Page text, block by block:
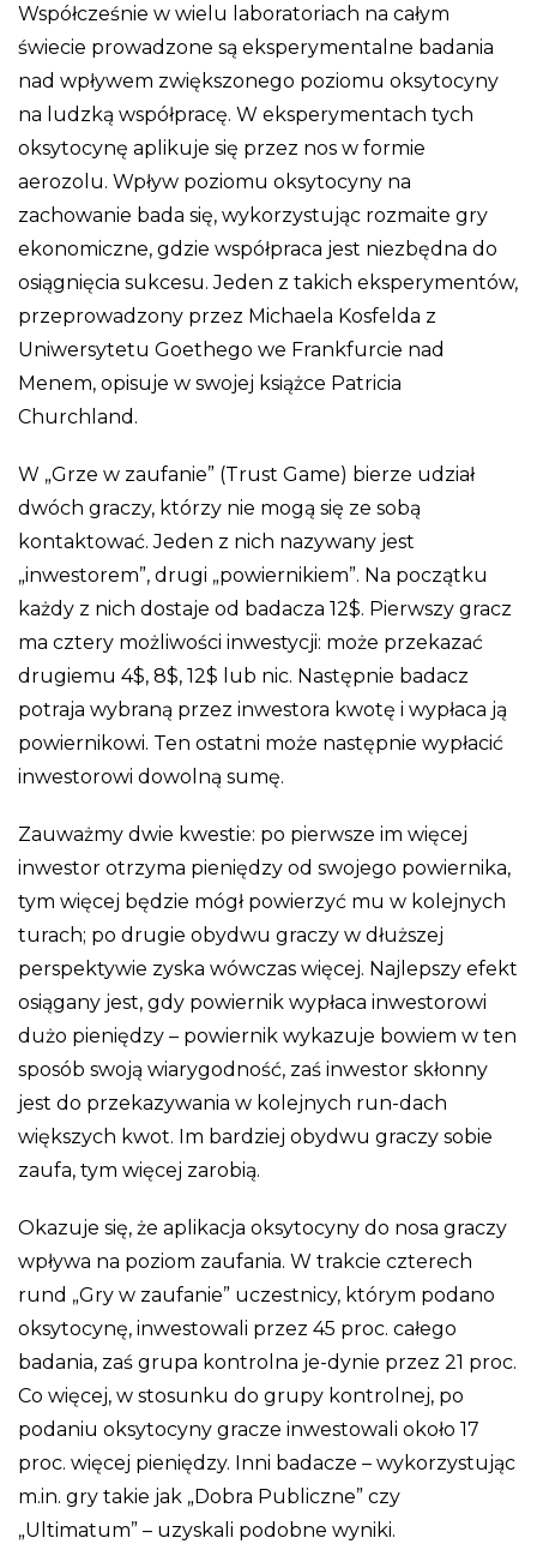
Współcześnie w wielu laboratoriach na całym
świecie prowadzone są eksperymentalne badania
nad wpływem zwiększonego poziomu oksytocyny
na ludzką współpracę. W eksperymentach tych
oksytocynę aplikuje się przez nos w formie
aerozolu. Wpływ poziomu oksytocyny na
zachowanie bada się, wykorzystując rozmaite gry
ekonomiczne, gdzie współpraca jest niezbędna do
osiągnięcia sukcesu. Jeden z takich eksperymentów,
przeprowadzony przez Michaela Kosfelda z
Uniwersytetu Goethego we Frankfurcie nad
Menem, opisuje w swojej książce Patricia
Churchland.
W „Grze w zaufanie” (Trust Game) bierze udział
dwóch graczy, którzy nie mogą się ze sobą
kontaktować. Jeden z nich nazywany jest
„inwestorem”, drugi „powiernikiem”. Na początku
każdy z nich dostaje od badacza 12$. Pierwszy gracz
ma cztery możliwości inwestycji: może przekazać
drugiemu 4$, 8$, 12$ lub nic. Następnie badacz
potraja wybraną przez inwestora kwotę i wypłaca ją
powiernikowi. Ten ostatni może następnie wypłacić
inwestorowi dowolną sumę.
Zauważmy dwie kwestie: po pierwsze im więcej
inwestor otrzyma pieniędzy od swojego powiernika,
tym więcej będzie mógł powierzyć mu w kolejnych
turach; po drugie obydwu graczy w dłuższej
perspektywie zyska wówczas więcej. Najlepszy efekt
osiągany jest, gdy powiernik wypłaca inwestorowi
dużo pieniędzy – powiernik wykazuje bowiem w ten
sposób swoją wiarygodność, zaś inwestor skłonny
jest do przekazywania w kolejnych run-dach
większych kwot. Im bardziej obydwu graczy sobie
zaufa, tym więcej zarobią.
Okazuje się, że aplikacja oksytocyny do nosa graczy
wpływa na poziom zaufania. W trakcie czterech
rund „Gry w zaufanie” uczestnicy, którym podano
oksytocynę, inwestowali przez 45 proc. całego
badania, zaś grupa kontrolna je-dynie przez 21 proc.
Co więcej, w stosunku do grupy kontrolnej, po
podaniu oksytocyny gracze inwestowali około 17
proc. więcej pieniędzy. Inni badacze – wykorzystując
m.in. gry takie jak „Dobra Publiczne” czy
„Ultimatum” – uzyskali podobne wyniki.